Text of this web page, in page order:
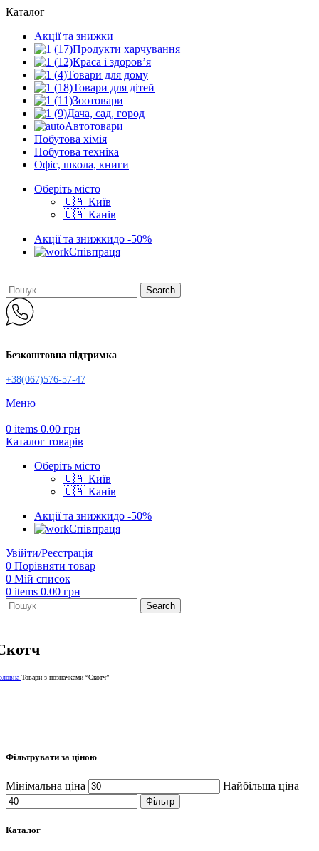
Каталог
Акції та знижки
Продукти харчування
Краса і здоров’я
Товари для дому
Товари для дітей
Зоотовари
Дача, сад, город
Автотовари
Побутова хімія
Побутова техніка
Офіс, школа, книги
Оберіть місто
🇺🇦 Київ
🇺🇦 Канів
Акції та знижкидо -50%
Співпраця
Search
Безкоштовна підтримка
+38(067)576-57-47
Меню
0 items 0.00 грн
Каталог товарів
Оберіть місто
🇺🇦 Київ
🇺🇦 Канів
Акції та знижкидо -50%
Співпраця
Увійти/Реєстрація
0 Порівняти товар
0 Мій список
0 items 0.00 грн
Search
Товари з позначками “Скотч”
Фільтрувати за ціною
Мінімальна ціна Найбільша ціна
Фільтр
Каталог